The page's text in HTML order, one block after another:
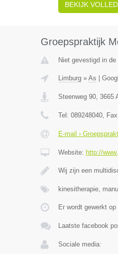
BEKIJK
Groepspraktijk
Niet gevestigd in
Limburg» As
Steenweg 90, 3665
Tel: 089248040,
E-mail ›
Website: http://
Wij zijn een
kinesitherapie,
Er wordt gewerkt
Laatste facebook
Sociale media: